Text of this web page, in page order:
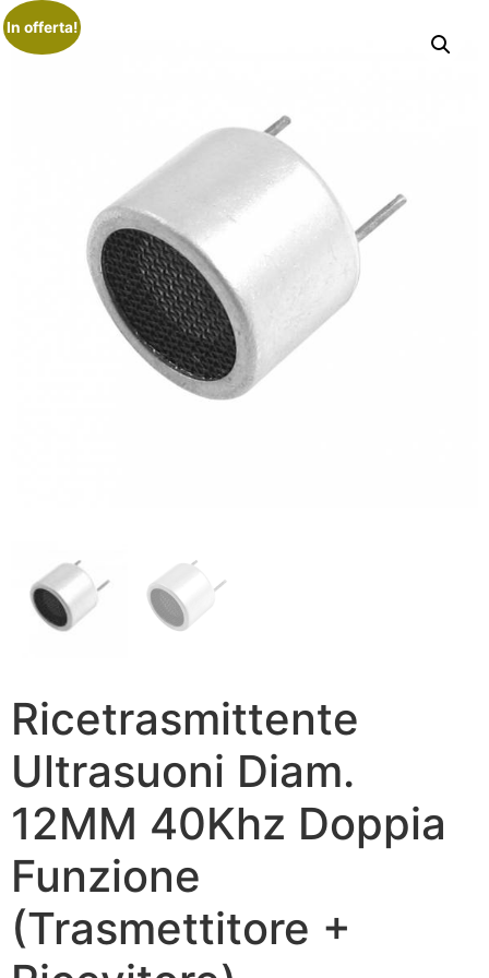
In offerta!
Ricetrasmittente
Ultrasuoni Diam.
12MM 40Khz Doppia
Funzione
(Trasmettitore +